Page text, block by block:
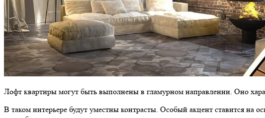
Лофт квартиры могут быть выполнены в гламурном направлении. Оно
В таком интерьере будут уместны контрасты. Особый акцент ставится